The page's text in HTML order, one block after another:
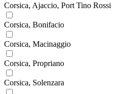
Corsica, Ajaccio, Port Tino Rossi
Corsica, Bonifacio
Corsica, Macinaggio
Corsica, Propriano
Corsica, Solenzara